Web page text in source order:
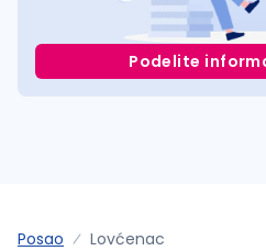
Podelite
Posao Lovćenac